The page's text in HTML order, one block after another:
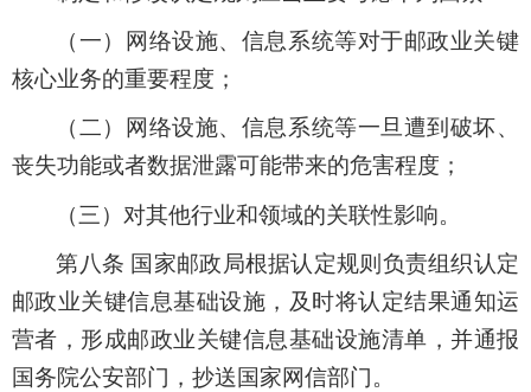
（一）网络设施、信息系统等对于邮政业关键
核心业务的重要程度；
（二）网络设施、信息系统等一旦遭到破坏、
丧失功能或者数据泄露可能带来的危害程度；
（三）对其他行业和领域的关联性影响。
第八条 国家邮政局根据认定规则负责组织认定
邮政业关键信息基础设施，及时将认定结果通知运
营者，形成邮政业关键信息基础设施清单，并通报
国务院公安部门，抄送国家网信部门。